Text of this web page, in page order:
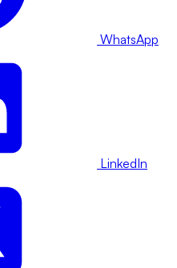
WhatsApp
LinkedIn